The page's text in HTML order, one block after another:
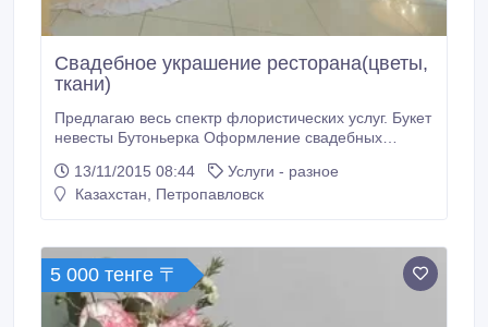
Свадебное украшение ресторана(цветы,
ткани)
Предлагаю весь спектр флористических услуг. Букет
невесты Бутоньерка Оформление свадебных
для регистрации + стойки, подушка для колец.
Оформление свадебного стола молодожен тканью
тканями , фонарики, декор Выезжаю на место
13/11/2015 08:44
Услуги - разное
Казахстан, Петропавловск
5 000 тенге 〒